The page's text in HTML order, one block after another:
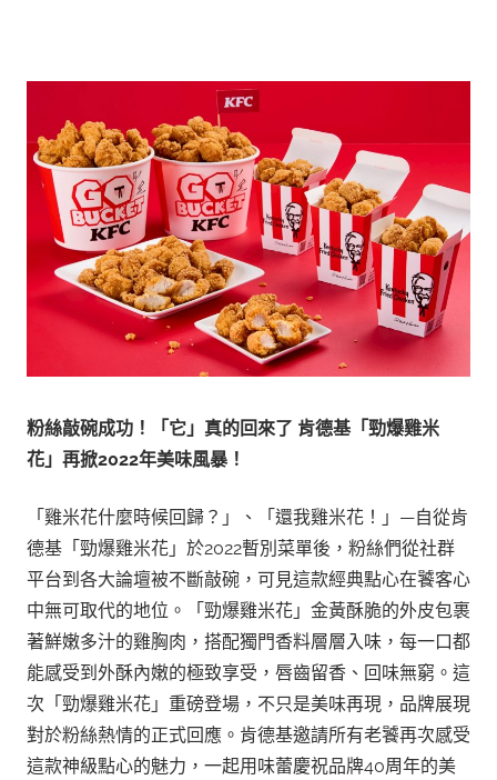
粉絲敲碗成功！「它」真的回來了 肯德基「勁爆雞米
花」再掀2022年美味風暴！
「雞米花什麼時候回歸？」、「還我雞米花！」—自從肯
德基「勁爆雞米花」於2022暫別菜單後，粉絲們從社群
平台到各大論壇被不斷敲碗，可見這款經典點心在饕客心
中無可取代的地位。「勁爆雞米花」金黃酥脆的外皮包裹
著鮮嫩多汁的雞胸肉，搭配獨門香料層層入味，每一口都
能感受到外酥內嫩的極致享受，唇齒留香、回味無窮。這
次「勁爆雞米花」重磅登場，不只是美味再現，品牌展現
對於粉絲熱情的正式回應。肯德基邀請所有老饕再次感受
這款神級點心的魅力，一起用味蕾慶祝品牌40周年的美